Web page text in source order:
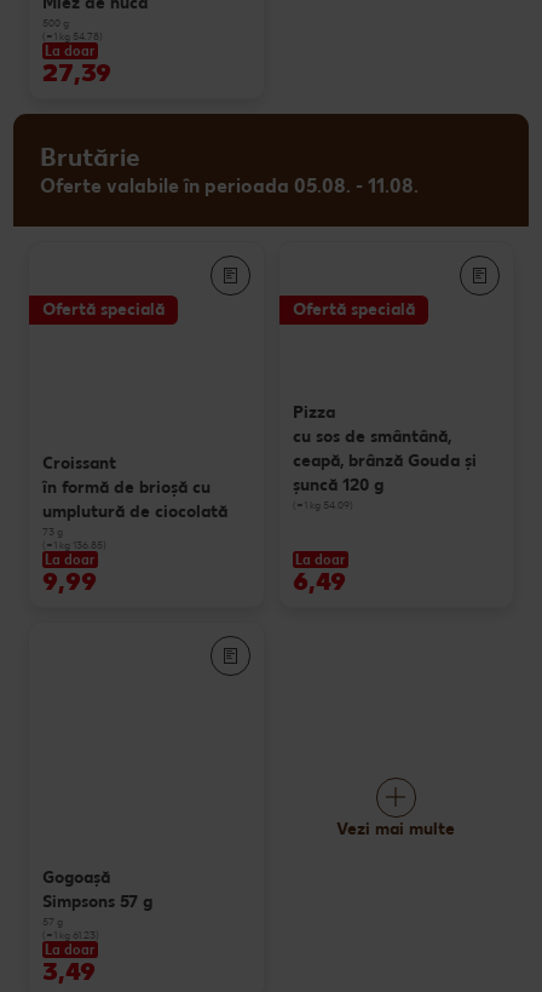
500 g
(=1 kg 54.78)
La doar
27,39
Brutărie
Oferte valabile în perioada 05.08. - 11.08.
Ofertă specială
Croissant
în formă de brioșă cu
umplutură de ciocolată
73 g
(=1 kg 136.85)
La doar
9,99
Ofertă specială
Pizza
cu sos de smântână,
ceapă, brânză Gouda și
șuncă 120 g
(=1 kg 54.09)
La doar
6,49
Gogoașă
Simpsons 57 g
57 g
(=1 kg 61.23)
La doar
3,49
Vezi mai multe